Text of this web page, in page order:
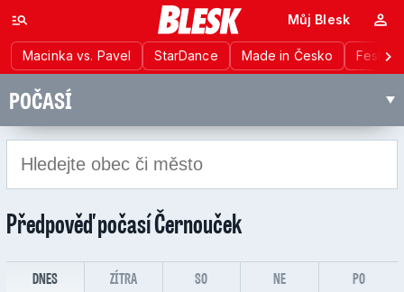
Macinka vs. Pavel StarDance Made in Česko
Můj Blesk
POČASÍ
Předpověď počasíČernouček
DNES ZÍTRA SO NE PO